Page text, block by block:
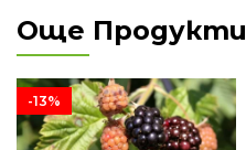
Още Продукти
-13%